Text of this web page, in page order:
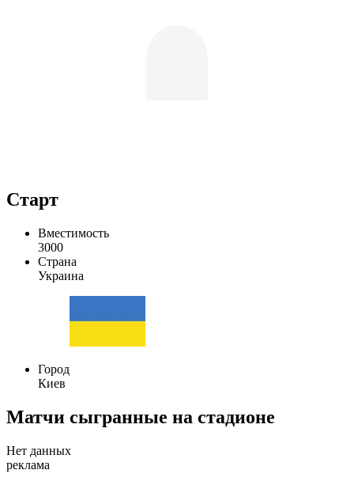
Старт
Вместимость
3000
Страна
Украина
Город
Киев
Матчи сыгранные на стадионе
Нет данных
реклама